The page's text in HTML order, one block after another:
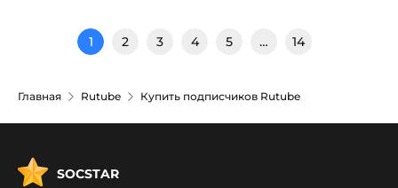
1 2 3 4 5 … 14
Главная Rutube Купить подписчиков Rutube
SOCSTAR